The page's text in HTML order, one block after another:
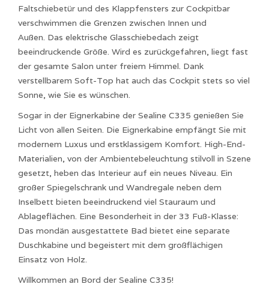
Faltschiebetür und des Klappfensters zur Cockpitbar
verschwimmen die Grenzen zwischen Innen und
Außen. Das elektrische Glasschiebedach zeigt
beeindruckende Größe. Wird es zurückgefahren, liegt fast
der gesamte Salon unter freiem Himmel. Dank
verstellbarem Soft-Top hat auch das Cockpit stets so viel
Sonne, wie Sie es wünschen.
Sogar in der Eignerkabine der Sealine C335 genießen Sie
Licht von allen Seiten. Die Eignerkabine empfängt Sie mit
modernem Luxus und erstklassigem Komfort. High-End-
Materialien, von der Ambientebeleuchtung stilvoll in Szene
gesetzt, heben das Interieur auf ein neues Niveau. Ein
großer Spiegelschrank und Wandregale neben dem
Inselbett bieten beeindruckend viel Stauraum und
Ablageflächen. Eine Besonderheit in der 33 Fuß-Klasse:
Das mondän ausgestattete Bad bietet eine separate
Duschkabine und begeistert mit dem großflächigen
Einsatz von Holz.
Willkommen an Bord der Sealine C335!